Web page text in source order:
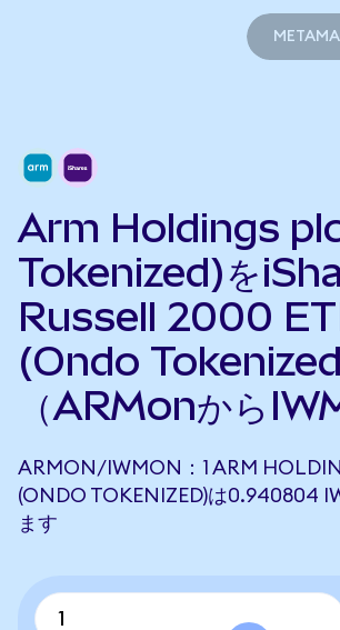
Arm Holdings
Tokenized)を
Russell 2000
(Ondo
（ARMonから
ARMON/IWMON：1 ARM
(ONDO TOKENIZED)は0.940804
ます